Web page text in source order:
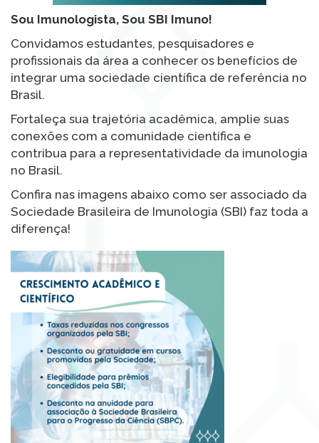
Sou Imunologista, Sou SBI Imuno!
Convidamos estudantes, pesquisadores e
profissionais da área a conhecer os benefícios de
integrar uma sociedade científica de referência no
Brasil.
Fortaleça sua trajetória acadêmica, amplie suas
conexões com a comunidade científica e
contribua para a representatividade da imunologia
no Brasil.
Confira nas imagens abaixo como ser associado da
Sociedade Brasileira de Imunologia (SBI) faz toda a
diferença!